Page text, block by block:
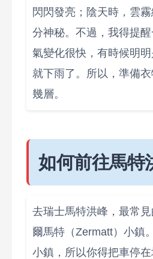
閃閃發亮；陰天時，雲
分神秘。不過，我得提
氣變化很快，有時候明
就下雨了。所以，準備
幾層。
如何前往馬特
去瑞士馬特洪峰，最常
爾馬特（Zermatt）小鎮
小鎮，所以你得把車停在